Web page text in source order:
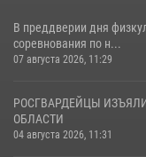
В преддверии дня
соревнования по н...
07 августа 2026, 11:29
РОСГВАРДЕЙЦЫ
ОБЛАСТИ
04 августа 2026, 11:31